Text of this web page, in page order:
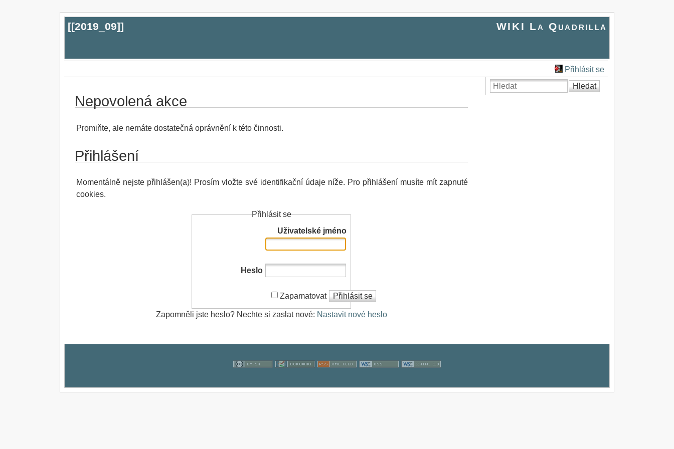
[[2019_09]] WIKI La Quadrilla
Přihlásit se
Nepovolená akce
Promiňte, ale nemáte dostatečná oprávnění k této činnosti.
Přihlášení
Momentálně nejste přihlášen(a)! Prosím vložte své identifikační údaje níže. Pro přihlášení musíte mít zapnuté
cookies.
Přihlásit se
Uživatelské jméno
Heslo
Zapamatovat Přihlásit se
Zapomněli jste heslo? Nechte si zaslat nové: Nastavit nové heslo
Hledat